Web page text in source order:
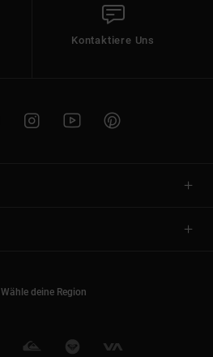
Kontaktiere Uns
Wähle deine Region